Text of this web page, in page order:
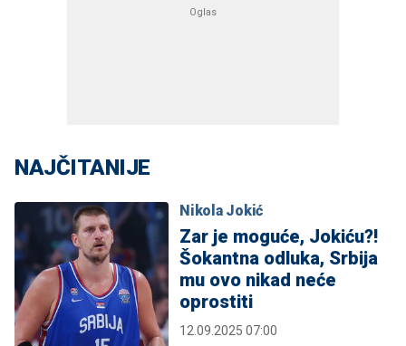
NAJČITANIJE
Nikola Jokić
Zar je moguće, Jokiću?!
Šokantna odluka, Srbija
mu ovo nikad neće
oprostiti
12.09.2025 07:00